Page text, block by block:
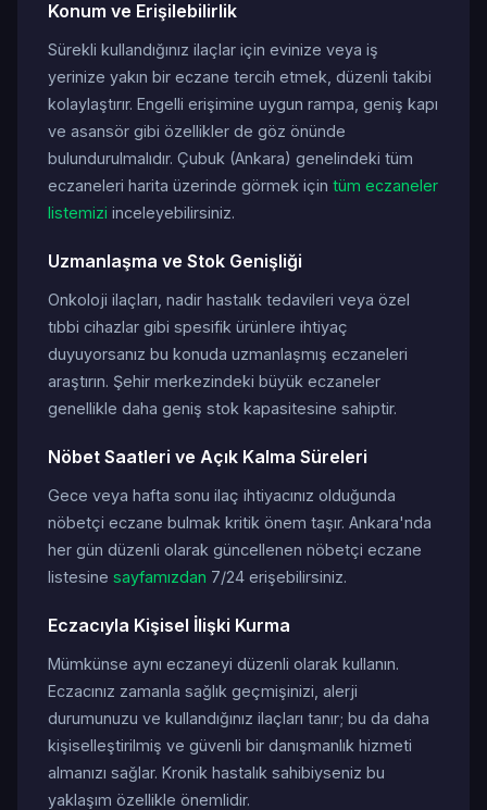
Konum ve Erişilebilirlik
Sürekli kullandığınız ilaçlar için evinize veya iş
yerinize yakın bir eczane tercih etmek, düzenli takibi
kolaylaştırır. Engelli erişimine uygun rampa, geniş kapı
ve asansör gibi özellikler de göz önünde
bulundurulmalıdır. Çubuk (Ankara) genelindeki tüm
eczaneleri harita üzerinde görmek için tüm eczaneler
listemizi inceleyebilirsiniz.
Uzmanlaşma ve Stok Genişliği
Onkoloji ilaçları, nadir hastalık tedavileri veya özel
tıbbi cihazlar gibi spesifik ürünlere ihtiyaç
duyuyorsanız bu konuda uzmanlaşmış eczaneleri
araştırın. Şehir merkezindeki büyük eczaneler
genellikle daha geniş stok kapasitesine sahiptir.
Nöbet Saatleri ve Açık Kalma Süreleri
Gece veya hafta sonu ilaç ihtiyacınız olduğunda
nöbetçi eczane bulmak kritik önem taşır. Ankara'nda
her gün düzenli olarak güncellenen nöbetçi eczane
listesine sayfamızdan 7/24 erişebilirsiniz.
Eczacıyla Kişisel İlişki Kurma
Mümkünse aynı eczaneyi düzenli olarak kullanın.
Eczacınız zamanla sağlık geçmişinizi, alerji
durumunuzu ve kullandığınız ilaçları tanır; bu da daha
kişiselleştirilmiş ve güvenli bir danışmanlık hizmeti
almanızı sağlar. Kronik hastalık sahibiyseniz bu
yaklaşım özellikle önemlidir.